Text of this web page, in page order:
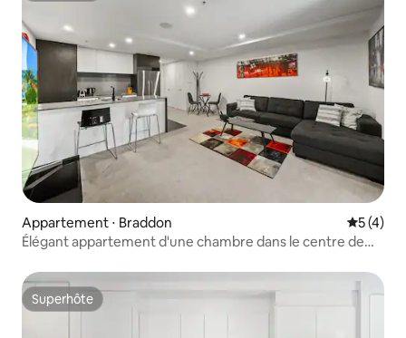
Appartement ⋅ Braddon
5 (4)
Élégant appartement d'une chambre dans le centre de
Superhôte
Superhôte